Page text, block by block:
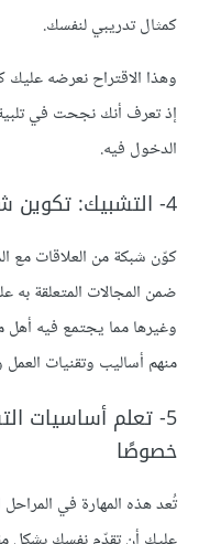
كمثال تدريبي لنفسك.
وهذا الاقتراح نعرضه
إذ تعرف أنك نجحت في
الدخول فيه.
4- التشبيك: تكوين شبكة علاقات قوية
كوّن شبكة من العلاقات مع
ضمن المجالات المتعلقة به
وغيرها مما يجتمع فيه أهل
منهم أساليب وتقنيات
5- تعلم أساسيات
خصوصًا
تُعد هذه المهارة في